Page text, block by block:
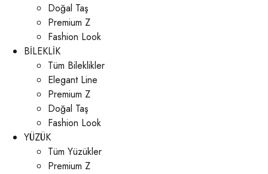
Doğal Taş
Premium Z
Fashion Look
BİLEKLİK
Tüm Bileklikler
Elegant Line
Premium Z
Doğal Taş
Fashion Look
YÜZÜK
Tüm Yüzükler
Premium Z